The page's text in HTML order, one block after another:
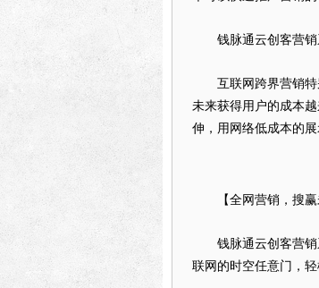
钱脉通云创客营销系
互联网跨界营销特别
未来获得用户的成本
伸，用网络低成本的
【全网营销，搜赢
钱脉通云创客营销
联网的时空任意门，